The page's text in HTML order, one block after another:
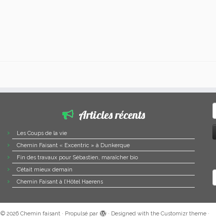
Articles récents
Les Coups de la vie
Chemin Faisant « Excentric » à Dunkerque
Fin des travaux pour Sébastien, maraîcher bio
C’était mieux demain
Chemin Faisant à l’Hôtel Haerens
© 2026 Chemin faisant · Propulsé par · Designed with the Customizr theme ·